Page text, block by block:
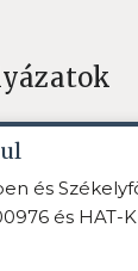
és
és HAT-